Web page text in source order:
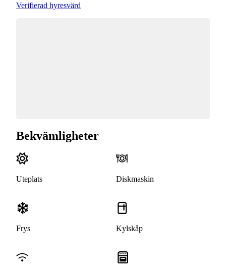
Verifierad hyresvärd
Bekvämligheter
Uteplats Diskmaskin
Frys Kylskåp